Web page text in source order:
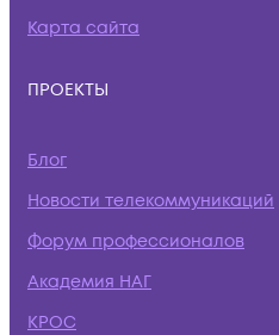
Карта сайта
ПРОЕКТЫ
Блог
Новости телекоммуникаций
Форум профессионалов
Академия НАГ
КРОС